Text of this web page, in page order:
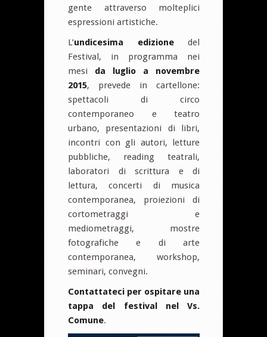
gente attraverso molteplici
espressioni artistiche.
L’undicesima edizionedel
Festival, in programma nei
mesi da luglio a novembre
2015, prevede in cartellone:
spettacoli di circo
contemporaneo e teatro
urbano, presentazioni di libri,
incontri con gli autori, letture
pubbliche, reading teatrali,
laboratori di scrittura e di
lettura, concerti di musica
contemporanea, proiezioni di
cortometraggi e
mediometraggi, mostre
fotografiche e di arte
contemporanea, workshop,
seminari, convegni.
Contattateci per ospitare una
tappa del festival nel Vs.
Comune.